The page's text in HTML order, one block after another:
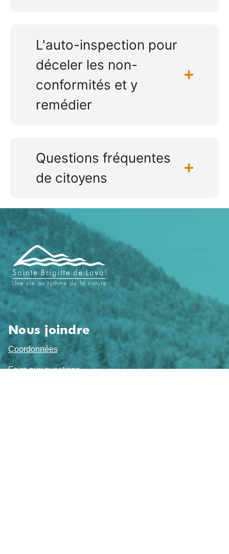
L'auto-inspection pour
déceler les non-
conformités et y
remédier
Questions fréquentes
de citoyens
Navigation
de
pied
de
page
Nous joindre
Coordonnées
Foire aux questions